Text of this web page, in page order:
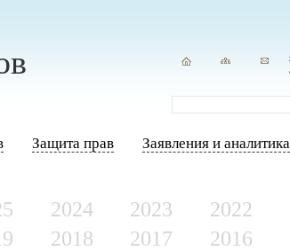
Защита прав Заявления и аналитика
2024 2023 2022
2018 2017 2016